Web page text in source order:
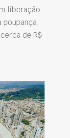
liberação
de R$